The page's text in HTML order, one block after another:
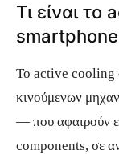
Τι είναι
smartphone
Το active cooling
κινούμενων
— που αφαιρούν
components, σε